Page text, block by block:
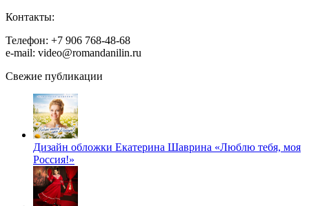
Контакты:
Телефон: +7 906 768-48-68
e-mail: video@romandanilin.ru
Свежие публикации
Дизайн обложки Екатерина Шаврина «Люблю тебя, моя
Россия!»